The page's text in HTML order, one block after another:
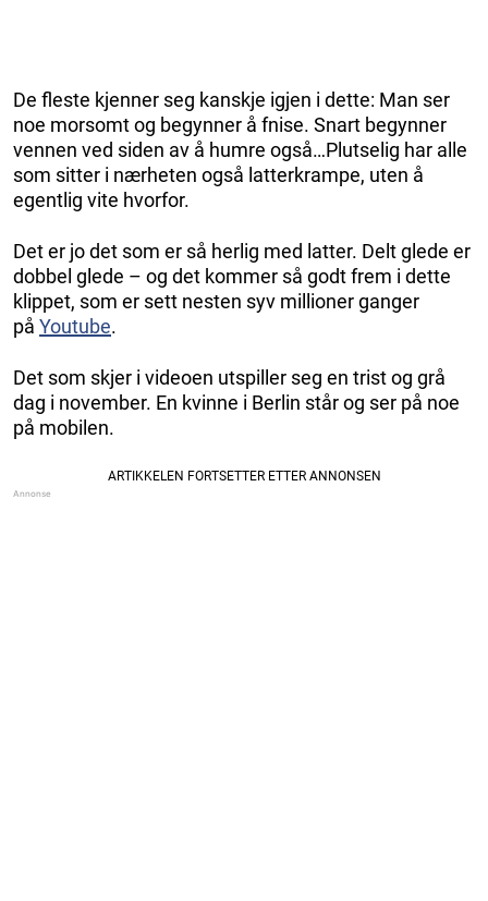
De fleste kjenner seg kanskje igjen i dette: Man ser
noe morsomt og begynner å fnise. Snart begynner
vennen ved siden av å humre også…Plutselig har alle
som sitter i nærheten også latterkrampe, uten å
egentlig vite hvorfor.
Det er jo det som er så herlig med latter. Delt glede er
dobbel glede – og det kommer så godt frem i dette
klippet, som er sett nesten syv millioner ganger
på Youtube.
Det som skjer i videoen utspiller seg en trist og grå
dag i november. En kvinne i Berlin står og ser på noe
på mobilen.